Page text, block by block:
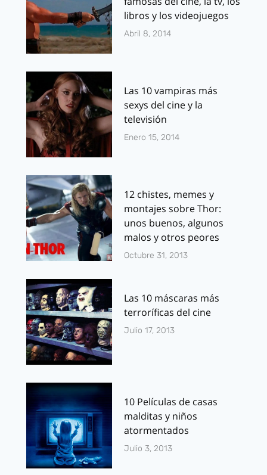
libros y los videojuegos
Abril 8, 2014
Las 10 vampiras más
sexys del cine y la
televisión
Enero 15, 2014
12 chistes, memes y
montajes sobre Thor:
unos buenos, algunos
malos y otros peores
Octubre 31, 2013
Las 10 máscaras más
terroríficas del cine
Julio 17, 2013
10 Películas de casas
malditas y niños
atormentados
Julio 3, 2013